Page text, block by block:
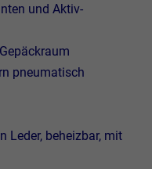
und Aktiv-
pneumatisch
Leder, beheizbar, mit